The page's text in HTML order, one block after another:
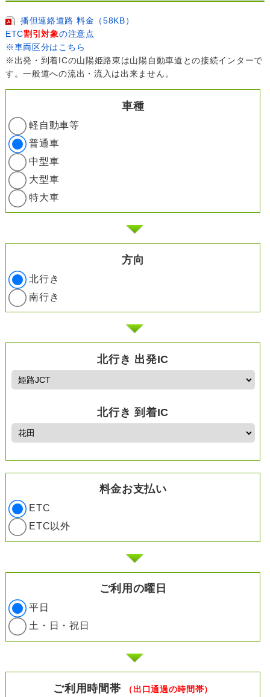
播但連絡道路 料金（58KB）
ETC割引対象の注意点
※車両区分はこちら
※出発・到着ICの山陽姫路東は山陽自動車道との接続インターで
す。一般道への流出・流入は出来ません。
車種
軽自動車等
普通車
中型車
大型車
特大車
方向
北行き
南行き
北行き 出発IC
北行き 到着IC
料金お支払い
ETC
ETC以外
ご利用の曜日
平日
土・日・祝日
ご利用時間帯 （出口通過の時間帯）